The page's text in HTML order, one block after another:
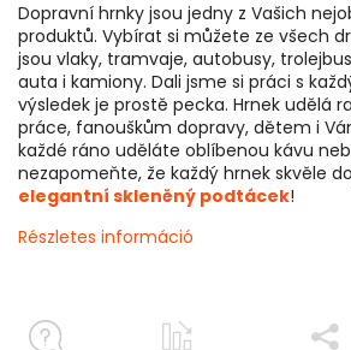
Dopravní hrnky jsou jedny z Vašich
produktů. Vybírat si můžete ze všech
jsou vlaky, tramvaje, autobusy,
auta i kamiony. Dali jsme si práci s
výsledek je prostě pecka. Hrnek udělá
práce, fanouškům dopravy, dětem i
každé ráno uděláte oblíbenou kávu
nezapomeňte, že každý hrnek skvěle
elegantní skleněný podtácek!
Részletes információ